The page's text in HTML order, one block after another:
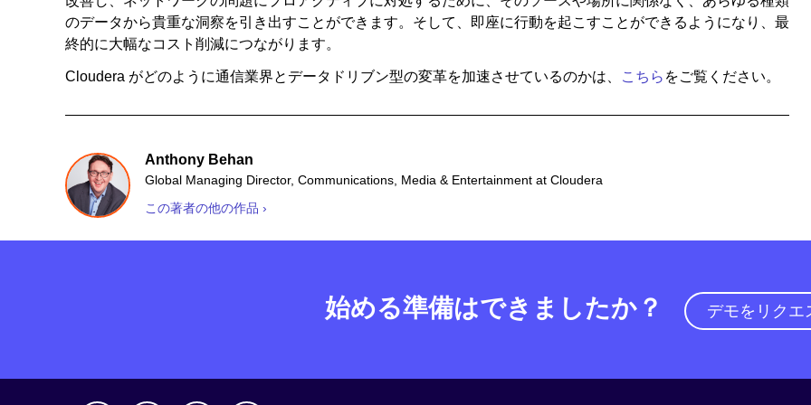
のデータから貴重な洞察を引き出すことができます。そして、即座に行動を起こすことができるようになり、最
終的に大幅なコスト削減につながります。
Cloudera がどのように通信業界とデータドリブン型の変革を加速させているのかは、 こちら をご覧ください。
Anthony Behan
Global Managing Director, Communications, Media & Entertainment at Cloudera
この著者の他の作品 ›
始める準備はできましたか？ デモをリクエ